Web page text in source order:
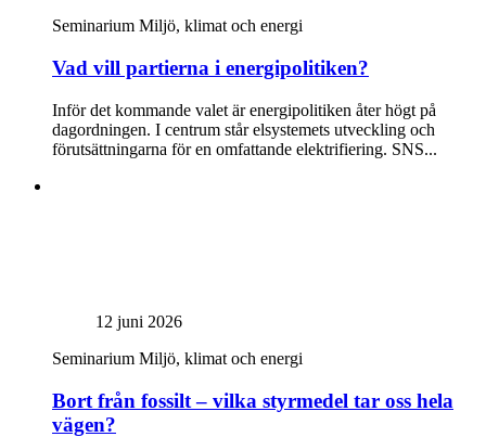
Seminarium Miljö, klimat och energi
Vad vill partierna i energipolitiken?
Inför det kommande valet är energipolitiken åter högt på
dagordningen. I centrum står elsystemets utveckling och
förutsättningarna för en omfattande elektrifiering. SNS...
12 juni 2026
Seminarium Miljö, klimat och energi
Bort från fossilt – vilka styrmedel tar oss hela
vägen?